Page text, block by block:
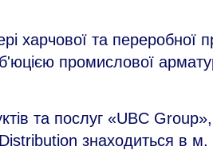
харчової та переробної
промислової
та послуг «UBC
знаходиться в